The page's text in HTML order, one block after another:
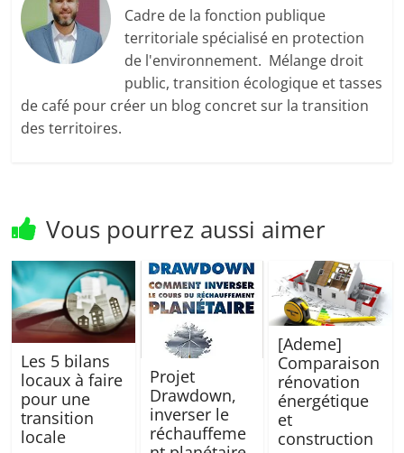
Cadre de la fonction publique
territoriale spécialisé en protection
de l'environnement. Mélange droit
public, transition écologique et tasses
de café pour créer un blog concret sur la transition
des territoires.
Vous pourrez aussi aimer
Les 5 bilans
locaux à faire
pour une
transition
locale
Projet
Drawdown,
inverser le
réchauffeme
[Ademe]
Comparaison
rénovation
énergétique
et
construction